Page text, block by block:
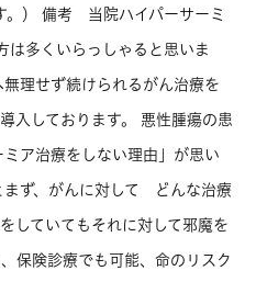
。） 備考 当院ハイパーサーミ
多くいらっしゃると思いま
理せず続けられるがん治療を
入しております。 悪性腫瘍の患
ア治療をしない理由」が思い
まず、がんに対して どんな治療
していてもそれに対して邪魔を
保険診療でも可能、命のリスク